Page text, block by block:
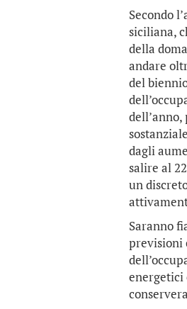
Secondo
siciliana,
della
andare
del
dagli
salire al
un
Saranno
previsioni
energetici